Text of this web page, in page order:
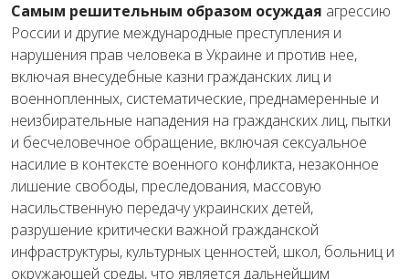
Самым решительным образом осуждая агрессию
России и другие международные преступления и
нарушения прав человека в Украине и против нее,
включая внесудебные казни гражданскихлиц и
военнопленных, систематические, преднамеренные и
неизбирательные нападения на гражданскихлиц, пытки
и бесчеловечное обращение, включая сексуальное
насилие в контексте военного конфликта, незаконное
лишение свободы, преследования, массовую
насильственную передачуукраинскихдетей,
разрушение критически важной гражданской
инфраструктуры, культурных ценностей, школ, больниц и
окружающей среды, что является дальнейшим